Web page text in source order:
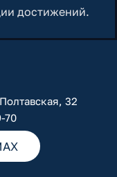
достижений.
32
70